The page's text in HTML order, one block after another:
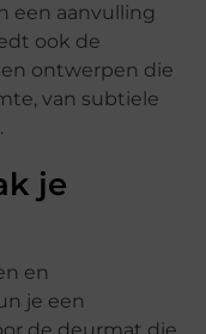
een aanvulling
ook de
ontwerpen die
van subtiele
je
en
je een